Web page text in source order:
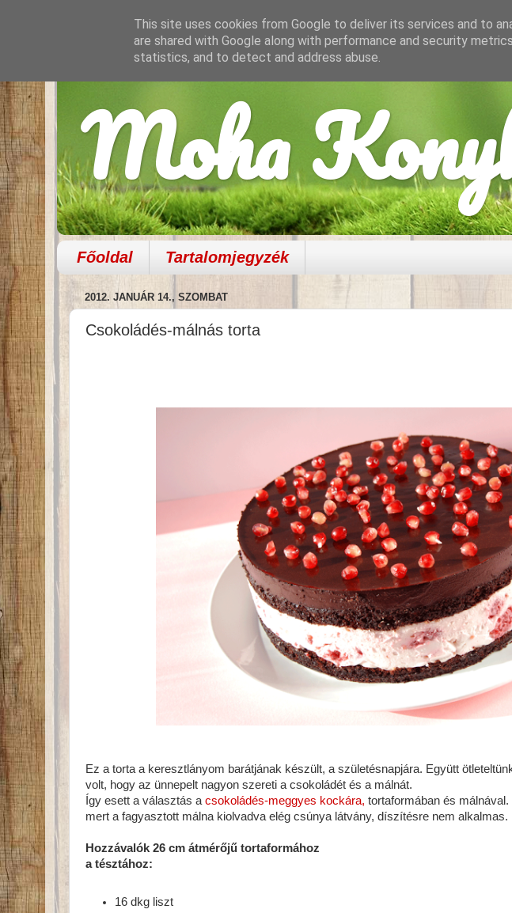
Moha
Főoldal Tartalomjegyzék
2012. JANUÁR 14., SZOMBAT
Csokoládés-málnás torta
Ez a torta a keresztlányom barátjának készült, a születésnapjára. Együtt
volt, hogy az ünnepelt nagyon szereti a csokoládét és a málnát.
Így esett a választás a csokoládés-meggyes kockára, tortaformában és
mert a fagyasztott málna kiolvadva elég csúnya látvány, díszítésre nem alkalmas.
Hozzávalók 26 cm átmérőjű tortaformához
a tésztához:
16 dkg liszt
This site uses cookies from Google to deliver its services and to
are shared with Google along with performance and security
statistics, and to detect and address abuse.